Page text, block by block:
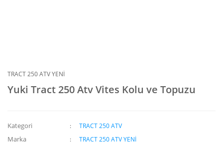
TRACT 250 ATV YENİ
Yuki Tract 250 Atv Vites Kolu ve Topuzu
Kategori TRACT 250 ATV
Marka TRACT 250 ATV YENİ